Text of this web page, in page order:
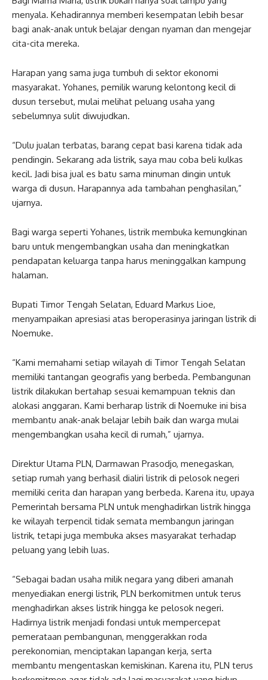
menyala. Kehadirannya memberi kesempatan lebih besar
bagi anak-anak untuk belajar dengan nyaman dan mengejar
cita-cita mereka.
Harapan yang sama juga tumbuh di sektor ekonomi
masyarakat. Yohanes, pemilik warung kelontong kecil di
dusun tersebut, mulai melihat peluang usaha yang
sebelumnya sulit diwujudkan.
“Dulu jualan terbatas, barang cepat basi karena tidak ada
pendingin. Sekarang ada listrik, saya mau coba beli kulkas
kecil. Jadi bisa jual es batu sama minuman dingin untuk
warga di dusun. Harapannya ada tambahan penghasilan,”
ujarnya.
Bagi warga seperti Yohanes, listrik membuka kemungkinan
baru untuk mengembangkan usaha dan meningkatkan
pendapatan keluarga tanpa harus meninggalkan kampung
halaman.
Bupati Timor Tengah Selatan, Eduard Markus Lioe,
menyampaikan apresiasi atas beroperasinya jaringan listrik di
Noemuke.
“Kami memahami setiap wilayah di Timor Tengah Selatan
memiliki tantangan geografis yang berbeda. Pembangunan
listrik dilakukan bertahap sesuai kemampuan teknis dan
alokasi anggaran. Kami berharap listrik di Noemuke ini bisa
membantu anak-anak belajar lebih baik dan warga mulai
mengembangkan usaha kecil di rumah,” ujarnya.
Direktur Utama PLN, Darmawan Prasodjo, menegaskan,
setiap rumah yang berhasil dialiri listrik di pelosok negeri
memiliki cerita dan harapan yang berbeda. Karena itu, upaya
Pemerintah bersama PLN untuk menghadirkan listrik hingga
ke wilayah terpencil tidak semata membangun jaringan
listrik, tetapi juga membuka akses masyarakat terhadap
peluang yang lebih luas.
“Sebagai badan usaha milik negara yang diberi amanah
menyediakan energi listrik, PLN berkomitmen untuk terus
menghadirkan akses listrik hingga ke pelosok negeri.
Hadirnya listrik menjadi fondasi untuk mempercepat
pemerataan pembangunan, menggerakkan roda
perekonomian, menciptakan lapangan kerja, serta
membantu mengentaskan kemiskinan. Karena itu, PLN terus